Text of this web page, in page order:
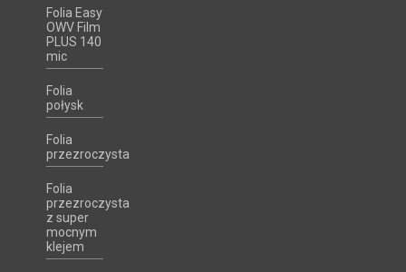
Folia Easy
OWV Film
PLUS 140
mic
Folia
połysk
Folia
przezroczysta
Folia
przezroczysta
z super
mocnym
klejem